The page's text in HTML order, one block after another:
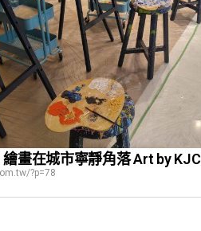
繪畫在城市寧靜角落 Art by KJC
?p=78